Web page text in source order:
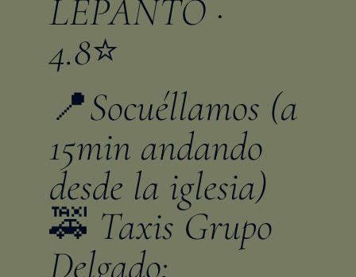
LEPANTO ·
4.8⭐️
📍Socuéllamos (a
15min andando
desde la iglesia)
🚕 Taxis Grupo
Delgado: